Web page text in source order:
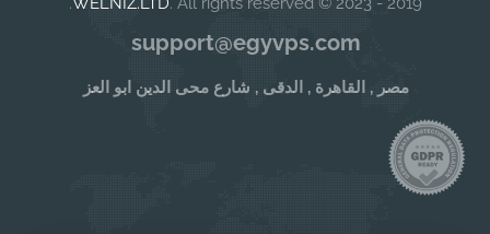
support@egyvps.com
مصر , القاهرة , الدقى , شارع محى الدين ابو العز